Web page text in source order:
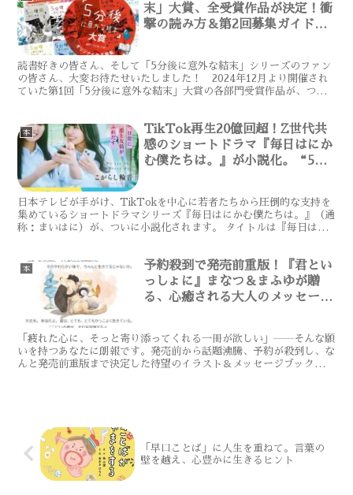
末」大賞、全受賞作品が決定！衝
撃の読み方＆第2回募集ガイド
読書好きの皆さん、そして「5分後に意外な結末」シリーズのファン
の皆さん、大変お待たせいたしました！ 2024年12月より開催され
ていた第1回「5分後に意外な結末」大賞の各部門受賞作品が、つい
本
TikTok再生20億回超！Z世代共
感のショートドラマ『毎日はにか
む僕たちは。』が小説化。“5分
日本テレビが手がけ、TikTokを中心に若者たちから圧倒的な支持を
集めているショートドラマシリーズ『毎日はにかむ僕たちは。』（通
称：まいはに）が、ついに小説化されます。 タイトルは『毎日はに
本
予約殺到で発売前重版！『君とい
っしょに』まなつ＆まふゆが贈
る、心癒される大人のメッセージ
「疲れた心に、そっと寄り添ってくれる一冊が欲しい」――そんな願
いを持つあなたに朗報です。発売前から話題沸騰、予約が殺到し、な
んと発売前重版まで決定した待望のイラスト＆メッセージブック第2
「早口ことば」に人生を重ねて。言葉の
壁を越え、心豊かに生きるヒント